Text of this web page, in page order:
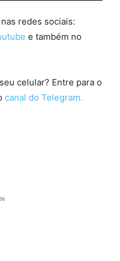
redes sociais:
e também no
celular? Entre para o
canal do Telegram.